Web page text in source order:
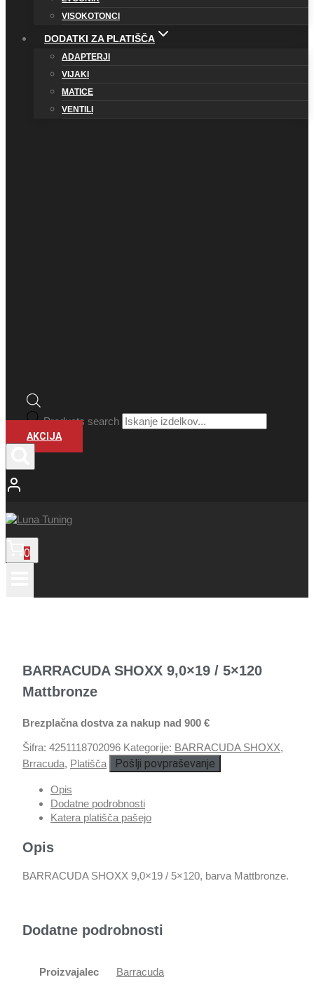
VISOKOTONCI
DODATKI ZA PLATIŠČA
ADAPTERJI
VIJAKI
MATICE
VENTILI
Products search
AKCIJA
0
BARRACUDA SHOXX 9,0×19 / 5×120
Mattbronze
Brezplačna dostva za nakup nad 900 €
Šifra: 4251118702096 Kategorije: BARRACUDA SHOXX,
Brracuda, Platišča Pošlji povpraševanje
Opis
Dodatne podrobnosti
Katera platišča pašejo
Opis
BARRACUDA SHOXX 9,0×19 / 5×120, barva Mattbronze.
Dodatne podrobnosti
Proizvajalec Barracuda